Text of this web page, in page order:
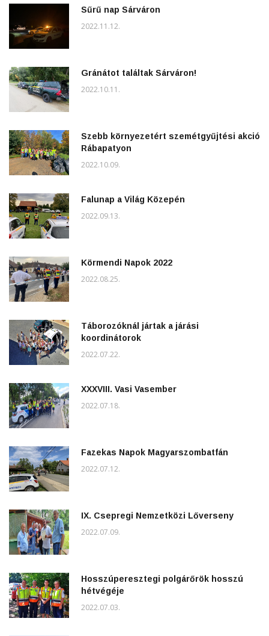
Sűrű nap Sárváron
2022.11.12.
Gránátot találtak Sárváron!
2022.10.11.
Szebb környezetért szemétgyűjtési akció
Rábapatyon
2022.10.09.
Falunap a Világ Közepén
2022.09.13.
Körmendi Napok 2022
2022.08.25.
Táborozóknál jártak a járási
koordinátorok
2022.07.22.
XXXVIII. Vasi Vasember
2022.07.18.
Fazekas Napok Magyarszombatfán
2022.07.12.
IX. Csepregi Nemzetközi Lőverseny
2022.07.09.
Hosszúperesztegi polgárőrök hosszú
hétvégéje
2022.07.03.